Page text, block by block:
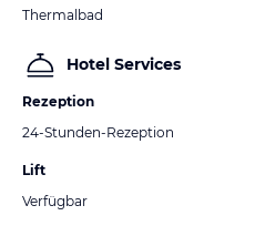
Thermalbad
Hotel Services
Rezeption
24-Stunden-Rezeption
Lift
Verfügbar